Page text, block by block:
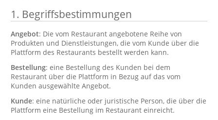
1. Begriffsbestimmungen
Angebot: Die vom Restaurant angebotene Reihe von
Produkten und Dienstleistungen, die vom Kunde über die
Plattform des Restaurants bestellt werden kann.
Bestellung: eine Bestellung des Kunden bei dem
Restaurant über die Plattform in Bezug auf das vom
Kunden ausgewählte Angebot.
Kunde: eine natürliche oder juristische Person, die über die
Plattform eine Bestellung im Restaurant einreicht.